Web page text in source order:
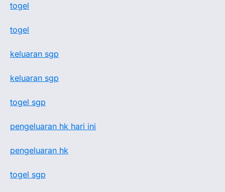
togel
togel
keluaran sgp
keluaran sgp
togel sgp
pengeluaran hk hari ini
pengeluaran hk
togel sgp